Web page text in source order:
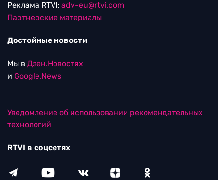
Реклама RTVI: adv-eu@rtvi.com
Партнерские материалы
Достойные новости
Мы в Дзен.Новостях
и Google.News
Уведомление об использовании рекомендательных
технологий
RTVI в соцсетях